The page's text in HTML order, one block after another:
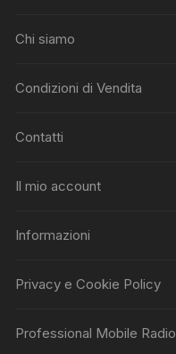
Chi siamo
Condizioni di Vendita
Contatti
Il mio account
Informazioni
Privacy e Cookie Policy
Professional Mobile Radio